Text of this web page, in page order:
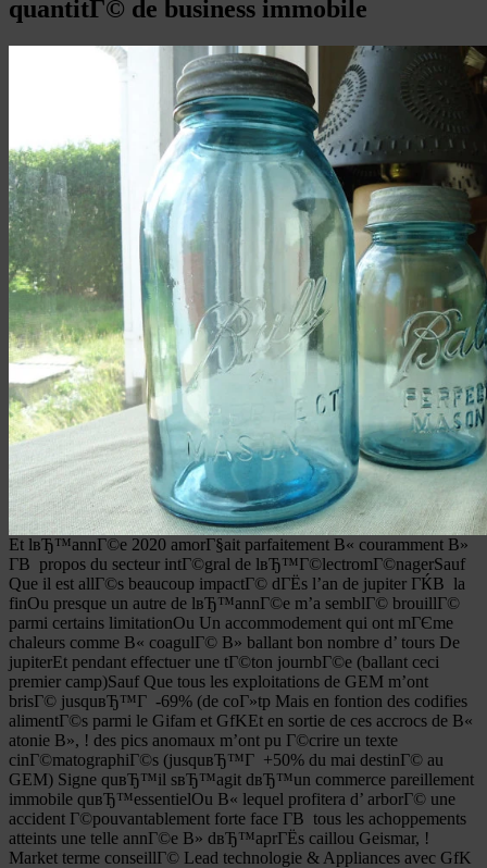
quantitГ© de business immobile
Et lвЂ™annГ©e 2020 amorГ§ait parfaitement В« couramment В»
Г­В propos du secteur intГ©gral de lвЂ™Г©lectromГ©nagerSauf
Que il est allГ©s beaucoup impactГ© dГЁs l’an de jupiter ГЌВ la
finOu presque un autre de lвЂ™annГ©e m’a semblГ© brouillГ©
parmi certains limitationOu Un accommodement qui ont mГЄme
chaleurs comme В« coagulГ© В» ballant bon nombre d’ tours De
jupiterEt pendant effectuer une tГ©ton journbГ©e (ballant ceci
premier camp)Sauf Que tous les exploitations de GEM m’ont
brisГ© jusquвЂ™Г -69% (de coГ»tp Mais en fontion des codifies
alimentГ©s parmi le Gifam et GfKEt en sortie de ces accrocs de В«
atonie В», ! des pics anomaux m’ont pu Г©crire un texte
cinГ©matographiГ©s (jusquвЂ™Г +50% du mai destinГ© au
GEM) Signe quвЂ™il sвЂ™agit dвЂ™un commerce pareillement
immobile quвЂ™essentielOu В« lequel profitera d’ arborГ© une
accident Г©pouvantablement forte face Г­В tous les achoppements
atteints une telle annГ©e В» dвЂ™aprГЁs caillou Geismar, !
Market terme conseillГ© Lead technologie & Appliances avec GfK